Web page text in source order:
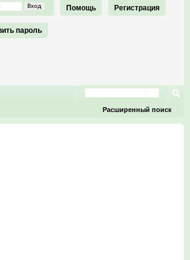
Регистрация
Помощь
пароль
Расширенный поиск